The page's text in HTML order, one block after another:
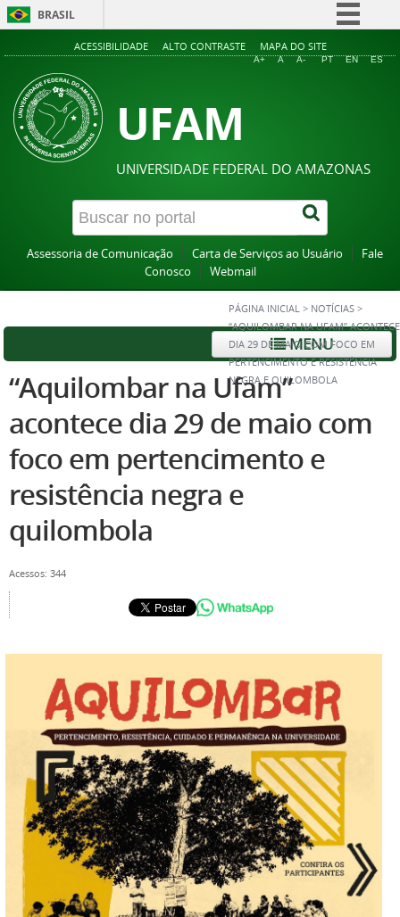
BRASIL
Simplifique!
Acesso à informação
ACESSIBILIDADE ALTO CONTRASTE MAPA DO SITE
A+ A A- PT EN ES
UFAM
UNIVERSIDADE FEDERAL DO AMAZONAS
Assessoria de Comunicação Carta de Serviços ao Usuário
Fale
Conosco
Webmail
PÁGINA INICIAL > NOTÍCIAS >
“AQUILOMBAR NA UFAM” ACONTECE
DIA 29 DE MAIO COM FOCO EM
PERTENCIMENTO E RESISTÊNCIA
NEGRA E QUILOMBOLA
MENU
“Aquilombar na Ufam”
acontece dia 29 de maio com
foco em pertencimento e
resistência negra e
quilombola
Acessos: 344